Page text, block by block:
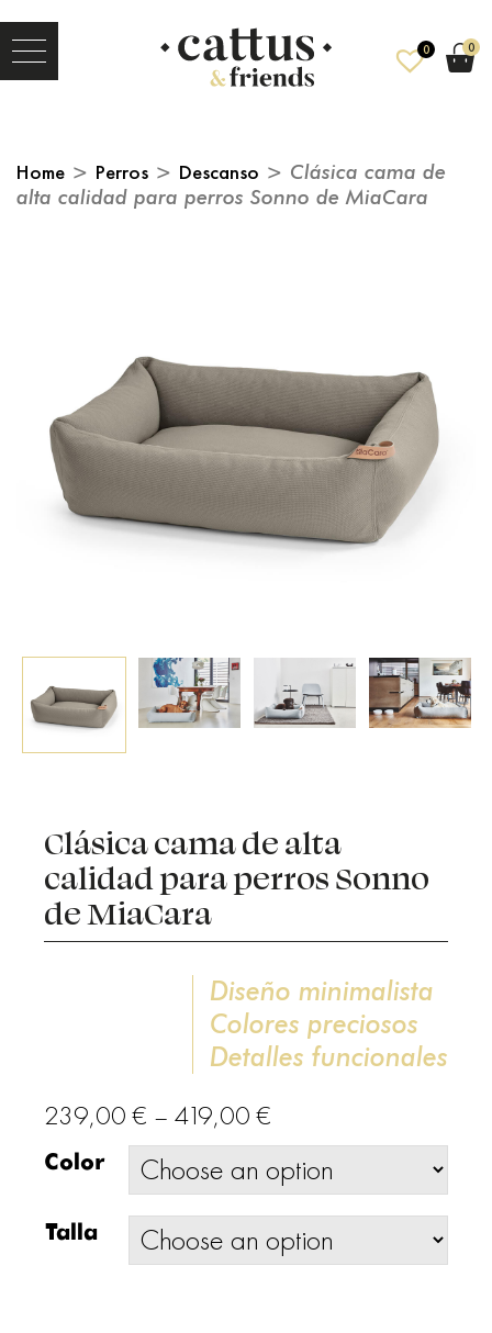
0
0
Home > Perros > Descanso > Clásica cama de
alta calidad para perros Sonno de MiaCara
Clásica cama de alta
calidad para perros Sonno
de MiaCara
Diseño minimalista
Colores preciosos
Detalles funcionales
239,00€ – 419,00€
Color
Talla